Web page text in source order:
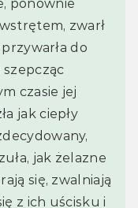
ponownie
zwarł
do
czasie jej
jak ciepły
jak żelazne
się, zwalniają
z ich uścisku i